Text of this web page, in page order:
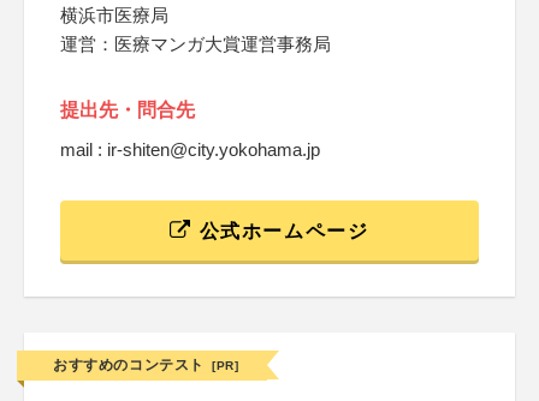
横浜市医療局
運営：医療マンガ大賞運営事務局
提出先・問合先
mail : ir-shiten@city.yokohama.jp
公式ホームページ
おすすめのコンテスト [PR]